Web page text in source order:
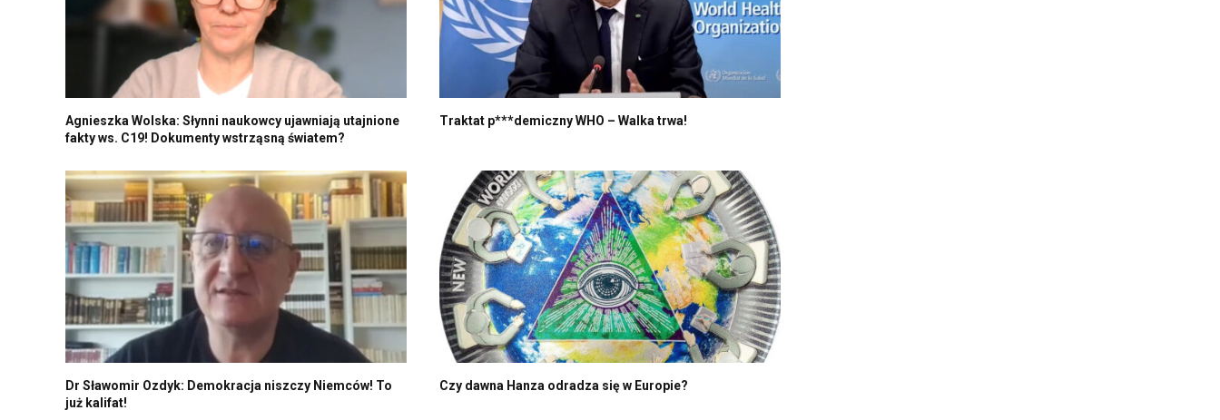
Agnieszka Wolska: Słynni naukowcy ujawniają utajnione
fakty ws. C19! Dokumenty wstrząsną światem?
Traktat p***demiczny WHO – Walka trwa!
Dr Sławomir Ozdyk: Demokracja niszczy Niemców! To
już kalifat!
Czy dawna Hanza odradza się w Europie?